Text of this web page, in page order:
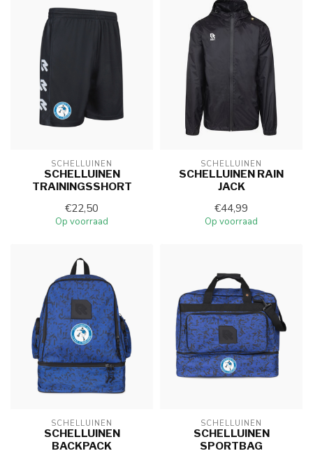
SCHELLUINEN
SCHELLUINEN
TRAININGSSHORT
€22,50
Op voorraad
SCHELLUINEN
SCHELLUINEN RAIN
JACK
€44,99
Op voorraad
SCHELLUINEN
SCHELLUINEN
BACKPACK
SCHELLUINEN
SCHELLUINEN
SPORTBAG